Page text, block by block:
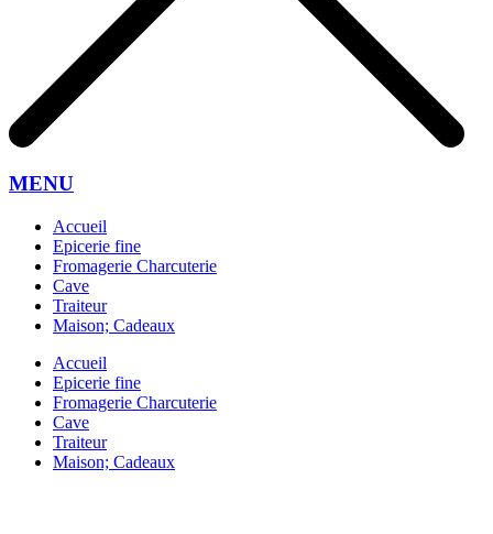
MENU
Accueil
Epicerie fine
Fromagerie Charcuterie
Cave
Traiteur
Maison; Cadeaux
Accueil
Epicerie fine
Fromagerie Charcuterie
Cave
Traiteur
Maison; Cadeaux